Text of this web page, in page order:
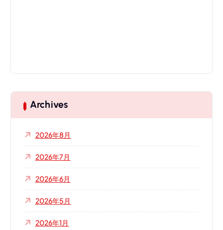
Archives
2026年8月
2026年7月
2026年6月
2026年5月
2026年1月